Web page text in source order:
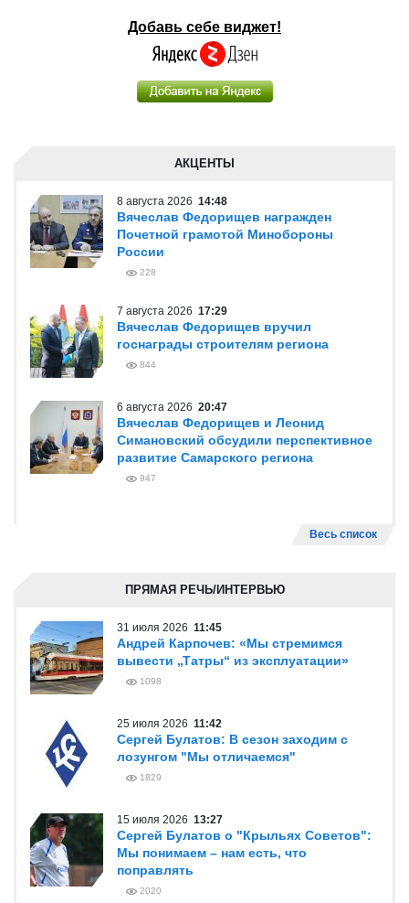
Добавь себе виджет!
АКЦЕНТЫ
8 августа 2026 14:48
Вячеслав Федорищев награжден
Почетной грамотой Минобороны
России
228
7 августа 2026 17:29
Вячеслав Федорищев вручил
госнаграды строителям региона
844
6 августа 2026 20:47
Вячеслав Федорищев и Леонид
Симановский обсудили перспективное
развитие Самарского региона
947
Весь список
ПРЯМАЯ РЕЧЬ/ИНТЕРВЬЮ
31 июля 2026 11:45
Андрей Карпочев: «Мы стремимся
вывести „Татры“ из эксплуатации»
1098
25 июля 2026 11:42
Сергей Булатов: В сезон заходим с
лозунгом "Мы отличаемся"
1829
15 июля 2026 13:27
Сергей Булатов о "Крыльях Советов":
Мы понимаем – нам есть, что
поправлять
2020